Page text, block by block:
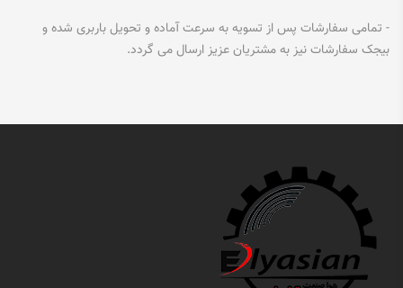
- تمامی سفارشات پس از تسویه به سرعت آماده و تحویل باربری شده و
بیجک سفارشات نیز به مشتریان عزیز ارسال می گردد.